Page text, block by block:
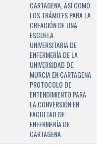
CARTAGENA, ASÍ COMO
LOS TRÁMITES PARA LA
CREACIÓN DE UNA
ESCUELA
UNIVERSITARIA DE
ENFERMERÍA DE LA
UNIVERSIDAD DE
MURCIA EN CARTAGENA
PROTOCOLO DE
ENTENDIMIENTO PARA
LA CONVERSIÓN EN
FACULTAD DE
ENFERMERÍA DE
CARTAGENA